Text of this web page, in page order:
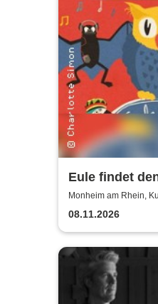
Eule findet
Monheim am Rhein,
08.11.2026